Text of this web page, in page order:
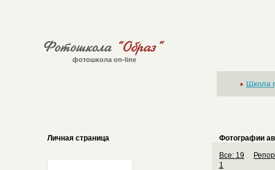
фотошкола on-line
Школа
Личная страница Фотографии
Все: 19
1